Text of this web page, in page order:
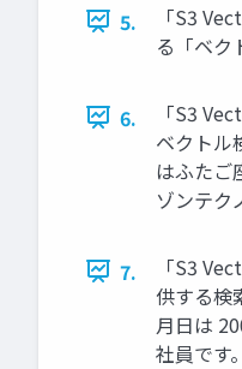
5.
「S3
る「ベク
6.
「S3
ベクトル
はふたご
ゾンテク
7.
「S3
供する検
月日は
社員です